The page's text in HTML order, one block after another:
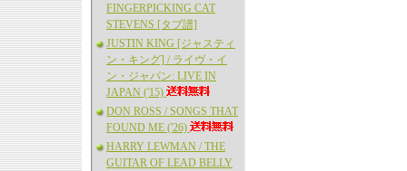
FINGERPICKING CAT
STEVENS [タブ譜]
JUSTIN KING [ジャスティ
ン・キング] / ライヴ・イ
ン・ジャパン: LIVE IN
JAPAN ('15)
DON ROSS / SONGS THAT
FOUND ME ('26)
HARRY LEWMAN / THE
GUITAR OF LEAD BELLY